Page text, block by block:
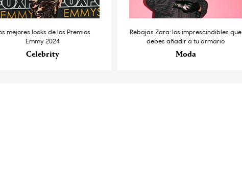
mejores looks de los Premios
Emmy 2024
Celebrity
Rebajas Zara: los imprescindibles que
debes añadir a tu armario
Moda